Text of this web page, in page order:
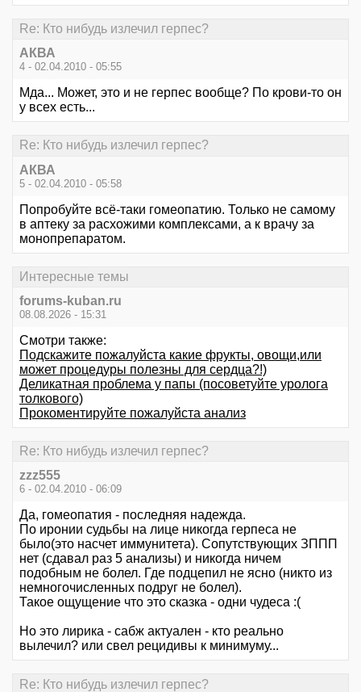
Re: Кто нибудь излечил герпес?
АКВА
4 - 02.04.2010 - 05:55
Мда... Может, это и не герпес вообще? По крови-то он
у всех есть...
Re: Кто нибудь излечил герпес?
АКВА
5 - 02.04.2010 - 05:58
Попробуйте всё-таки гомеопатию. Только не самому
в аптеку за расхожими комплексами, а к врачу за
монопрепаратом.
Интересные темы
forums-kuban.ru
08.08.2026 - 15:31
Смотри также:
Подскажите пожалуйста какие фрукты, овощи,или
может процедуры полезны для сердца?!)
Деликатная проблема у папы (посоветуйте уролога
толкового)
Прокоментируйте пожалуйста анализ
Re: Кто нибудь излечил герпес?
zzz555
6 - 02.04.2010 - 06:09
Да, гомеопатия - последняя надежда.
По иронии судьбы на лице никогда герпеса не
было(это насчет иммунитета). Сопутствующих ЗППП
нет (сдавал раз 5 анализы) и никогда ничем
подобным не болел. Где подцепил не ясно (никто из
немногочисленных подруг не болел).
Такое ощущение что это сказка - одни чудеса :(
Но это лирика - сабж актуален - кто реально
вылечил? или свел рецидивы к минимуму...
Re: Кто нибудь излечил герпес?